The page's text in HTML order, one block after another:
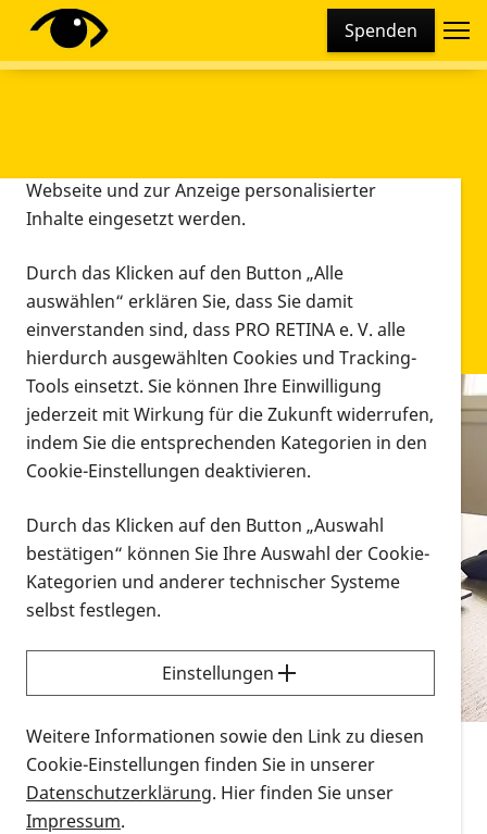
Spenden
Infomaterial
Infomaterial
Vorlesen
Alle Infomaterialien in verschiedenen
Formaten an einem Ort
Sie möchten wissen, wie Sie nach Infonmaterial
suchen und dieses bestellen bzw. herunterladen
können? Schauen Sie sich dieErklärvideos zum
Thema Infomaterial auf der PRO RETINA-Website
für blinde und sehbehinderte Menschen an.
Auf dieser Seite finden Sie sämtliches Infomaterial
Diese Webseite setzt verschiedene Cookies und
Tracking-Tools ein. Dies beinhaltet Cookies und
Webseite und zur Anzeige personalisierter
Inhalte eingesetzt werden.
Durch das Klicken auf den Button „Alle
auswählen“ erklären Sie, dass Sie damit
einverstanden sind, dass PRO RETINA e. V. alle
hierdurch ausgewählten Cookies und Tracking-
Tools einsetzt. Sie können Ihre Einwilligung
jederzeit mit Wirkung für die Zukunft widerrufen,
indem Sie die entsprechenden Kategorien in den
Cookie-Einstellungen deaktivieren.
Durch das Klicken auf den Button „Auswahl
bestätigen“ können Sie Ihre Auswahl der Cookie-
Kategorien und anderer technischer Systeme
selbst festlegen.
Einstellungen
Weitere Informationen sowie den Link zu diesen
Cookie-Einstellungen finden Sie in unserer
Datenschutzerklärung. Hier finden Sie unser
Impressum.